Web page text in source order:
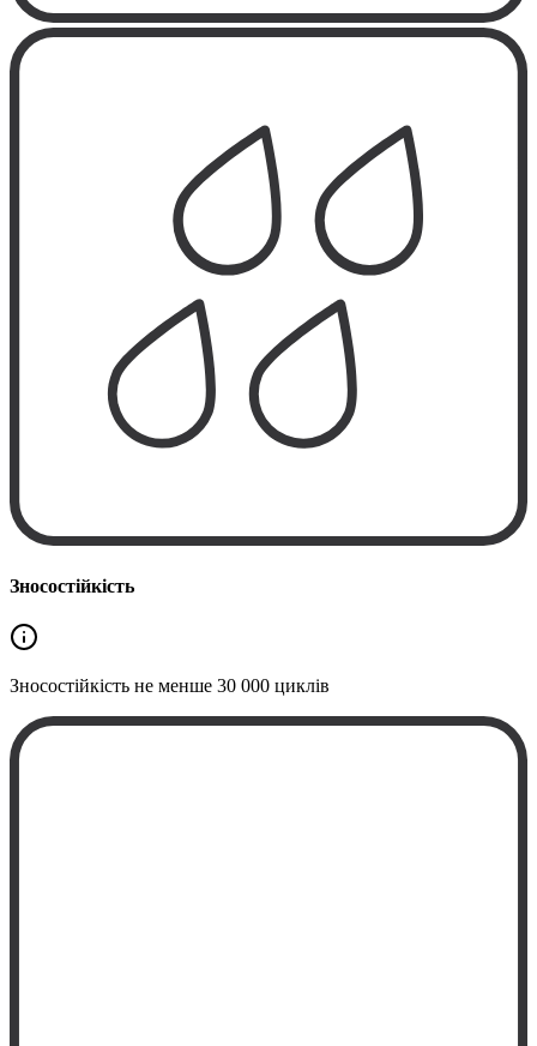
Зносостійкість
Зносостійкість не менше 30 000 циклів